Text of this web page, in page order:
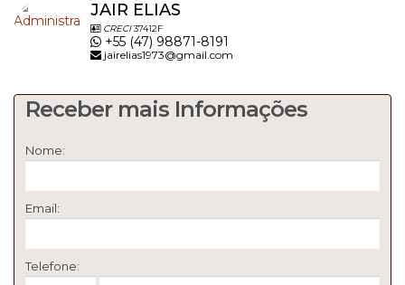
JAIR ELIAS
CRECI37412F
+55 (47) 98871-8191
jairelias1973@gmail.com
Receber mais Informações
Nome:
Email:
Telefone: